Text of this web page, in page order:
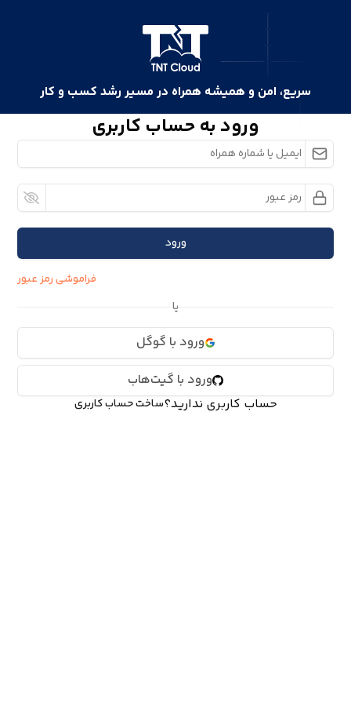
ورود به حساب کاربری
ورود
فراموشی رمز عبور
ورود با گوگل
ورود با گیت‌هاب
حساب کاربری ندارید؟ساخت حساب کاربری
سریع، امن و همیشه همراه در مسیر رشد کسب و کار